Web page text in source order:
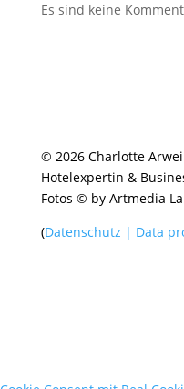
Es sind keine
© 2026 Charlotte
Hotelexpertin &
Fotos © by Artmedia
(Datenschutz | Data